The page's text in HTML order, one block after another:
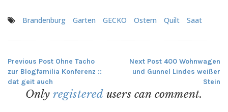
Brandenburg Garten GECKO Ostern Quilt Saat
Beitragsnavigation
Previous Post Ohne Tacho
zur Blogfamilia Konferenz ::
dat geit auch
Next Post 400 Wohnwagen
und Gunnel Lindes weißer
Stein
Only registered users can comment.